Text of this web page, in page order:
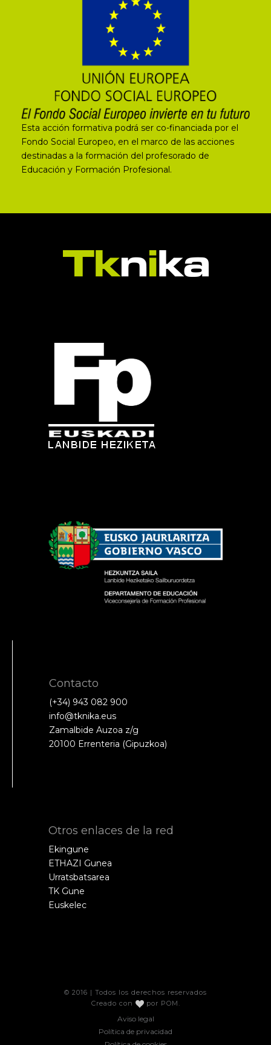
Esta acción formativa podrá ser co-financiada por el
Fondo Social Europeo, en el marco de las acciones
destinadas a la formación del profesorado de
Educación y Formación Profesional.
Contacto
(+34) 943 082 900
info@tknika.eus
Zamalbide Auzoa z/g
20100 Errenteria (Gipuzkoa)
Otros enlaces de la red
Ekingune
ETHAZI Gunea
Urratsbatsarea
TK Gune
Euskelec
© 2016 | Todos los derechos reservados
Creado con
por POM .
Aviso legal
Política de privacidad